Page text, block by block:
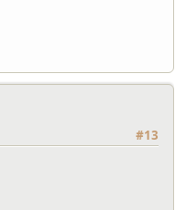
#13